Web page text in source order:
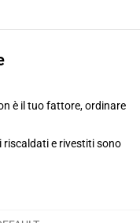
è il tuo fattore, ordinare
riscaldati e rivestiti sono